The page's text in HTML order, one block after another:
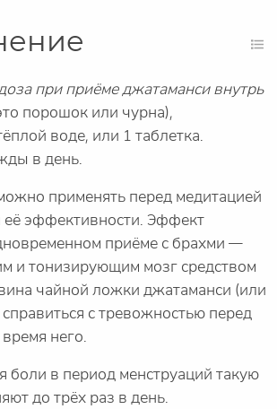
при приёме джатаманси внутрь
порошок или чурна),
воде, или 1 таблетка.
в день.
применять перед медитацией
эффективности. Эффект
приёме с брахми —
и тонизирующим мозг средством
чайной ложки джатаманси (или
с тревожностью перед
него.
боли в период менструаций такую
до трёх раз в день.